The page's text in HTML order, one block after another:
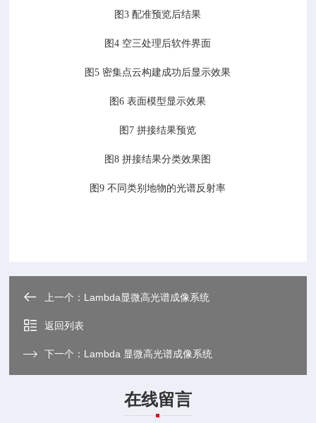
图3 配准预览后结果
图4 空三处理后软件界面
图5 密集点云构建成功后显示效果
图6 表面模型显示效果
图7 拼接结果预览
图8 拼接结果分类效果图
图9 不同类别地物的光谱反射率
上一个： Lambda显微高光谱成像系统
返回列表
下一个： Lambda 显微高光谱成像系统
在线留言